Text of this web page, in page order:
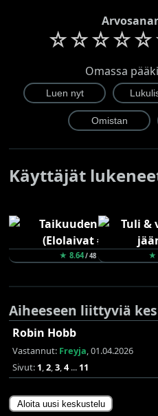
☆☆☆☆☆
Omassa
Käyttäjät
★ 8.64/ 48 ★
Aiheeseen liittyviä
Robin Hobb
Vastannut: Freyja, 01.04.2026
Sivut: 1,2,3,4... 11
Aloita uusi keskustelu